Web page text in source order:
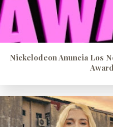
Nickelodeon Anuncia Los